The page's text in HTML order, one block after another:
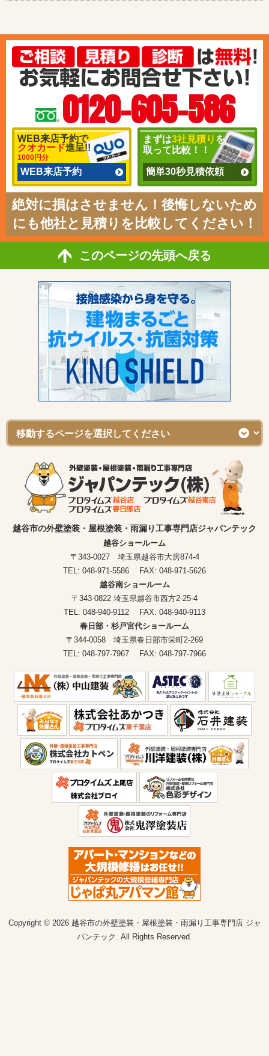
0120-605-586
WEB来店予約で
クオカード進呈!!
1000円分
WEB来店予約
まずは3社見積り を
取って比較！！
簡単30秒見積依頼
絶対に損はさせません！後悔しないため
にも他社と見積りを比較してください！
このページの先頭へ戻る
越谷市の外壁塗装・屋根塗装・雨漏り工事専門店ジャパンテック
越谷ショールーム
〒343-0027 埼玉県越谷市大房874-4
TEL: 048-971-5586 FAX: 048-971-5626
越谷南ショールーム
〒343-0822 埼玉県越谷市西方2-25-4
TEL: 048-940-9112 FAX: 048-940-9113
春日部・杉戸宮代ショールーム
〒344-0058 埼玉県春日部市栄町2-269
TEL: 048-797-7967 FAX: 048-797-7966
Copyright © 2026 越谷市の外壁塗装・屋根塗装・雨漏り工事専門店 ジャ
パンテック. All Rights Reserved.